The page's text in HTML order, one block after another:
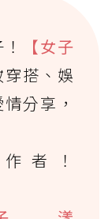
【女子
搭、娛
分享，
者！